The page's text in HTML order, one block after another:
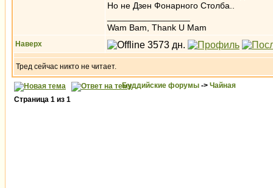
Но не Дзен Фонарного Столба..
Wam Bam, Thank U Mam
Наверх
Тред сейчас никто не читает.
Буддийские форумы -> Чайная
Страница 1 из 1